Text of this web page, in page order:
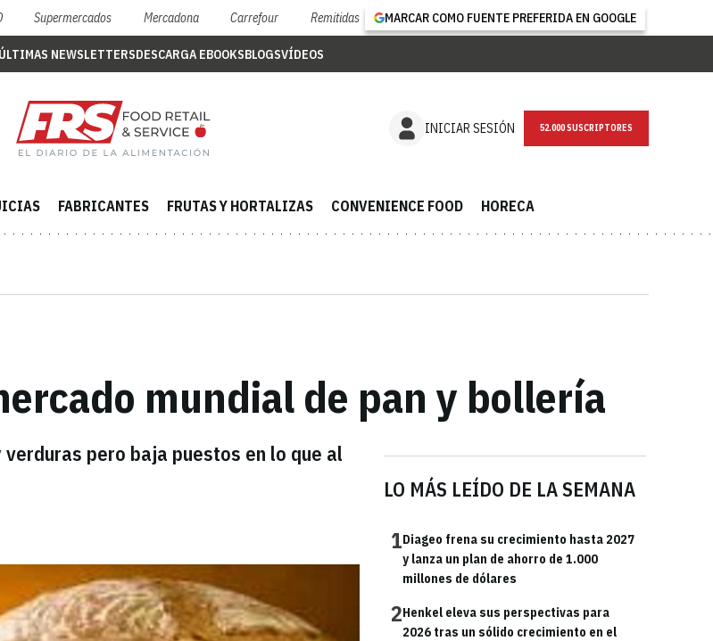
Supermercados Mercadona Carrefour Remitidas MARCAR COMO FUENTE PREFERIDA EN GOOGLE
ÚLTIMAS NEWSLETTERSDESCARGA EBOOKSBLOGSVÍDEOS
INICIAR SESIÓN NEWSLETTER
FABRICANTES FRUTAS Y HORTALIZAS CONVENIENCE FOOD HORECA
mundial de pan y bollería
pero baja puestos en lo que al
LO MÁS LEÍDO DE LA SEMANA
1Diageo frena su crecimiento hasta 2027
y lanza un plan de ahorro de 1.000
millones de dólares
2Henkel eleva sus perspectivas para
2026 tras un sólido crecimiento en el